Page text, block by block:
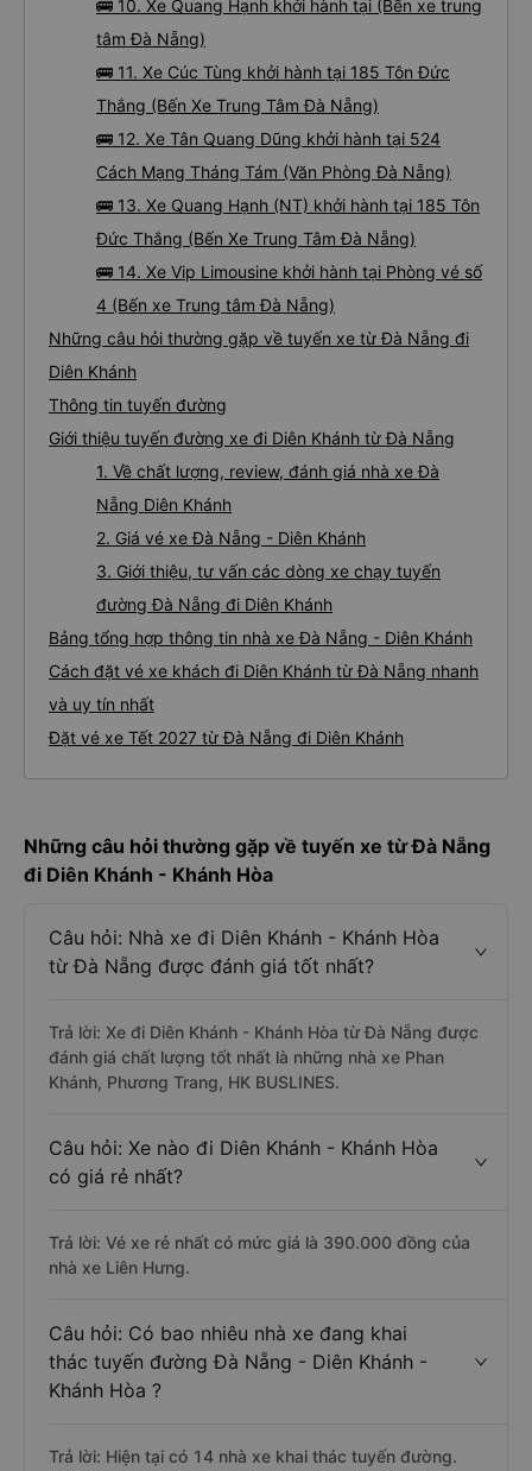
🚌 10. Xe Quang Hạnh khởi hành tại (Bến xe trung
tâm Đà Nẵng)
🚌 11. Xe Cúc Tùng khởi hành tại 185 Tôn Đức
Thắng (Bến Xe Trung Tâm Đà Nẵng)
🚌 12. Xe Tân Quang Dũng khởi hành tại 524
Cách Mạng Tháng Tám (Văn Phòng Đà Nẵng)
🚌 13. Xe Quang Hạnh (NT) khởi hành tại 185 Tôn
Đức Thắng (Bến Xe Trung Tâm Đà Nẵng)
🚌 14. Xe Vip Limousine khởi hành tại Phòng vé số
4 (Bến xe Trung tâm Đà Nẵng)
Những câu hỏi thường gặp về tuyến xe từ Đà Nẵng đi
Diên Khánh
Thông tin tuyến đường
Giới thiệu tuyến đường xe đi Diên Khánh từ Đà Nẵng
1. Về chất lượng, review, đánh giá nhà xe Đà
Nẵng Diên Khánh
2. Giá vé xe Đà Nẵng - Diên Khánh
3. Giới thiệu, tư vấn các dòng xe chạy tuyến
đường Đà Nẵng đi Diên Khánh
Bảng tổng hợp thông tin nhà xe Đà Nẵng - Diên Khánh
Cách đặt vé xe khách đi Diên Khánh từ Đà Nẵng nhanh
và uy tín nhất
Đặt vé xe Tết 2027 từ Đà Nẵng đi Diên Khánh
Những câu hỏi thường gặp về tuyến xe từ Đà Nẵng
đi Diên Khánh - Khánh Hòa
Câu hỏi: Nhà xe đi Diên Khánh - Khánh Hòa
từ Đà Nẵng được đánh giá tốt nhất?
Trả lời: Xe đi Diên Khánh - Khánh Hòa từ Đà Nẵng được
đánh giá chất lượng tốt nhất là những nhà xe Phan
Khánh, Phương Trang, HK BUSLINES.
Câu hỏi: Xe nào đi Diên Khánh - Khánh Hòa
có giá rẻ nhất?
Trả lời: Vé xe rẻ nhất có mức giá là 390.000 đồng của
nhà xe Liên Hưng.
Câu hỏi: Có bao nhiêu nhà xe đang khai
thác tuyến đường Đà Nẵng - Diên Khánh -
Khánh Hòa ?
Trả lời: Hiện tại có 14 nhà xe khai thác tuyến đường.